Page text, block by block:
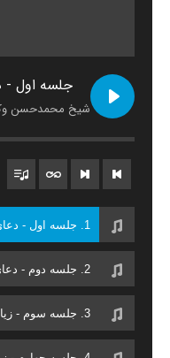
جلسه اول -
شیخ محمدحسن